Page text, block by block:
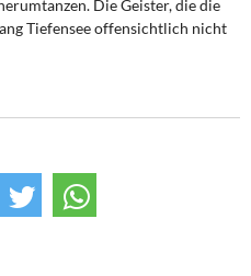
Die Geister, die die
Tiefensee offensichtlich nicht